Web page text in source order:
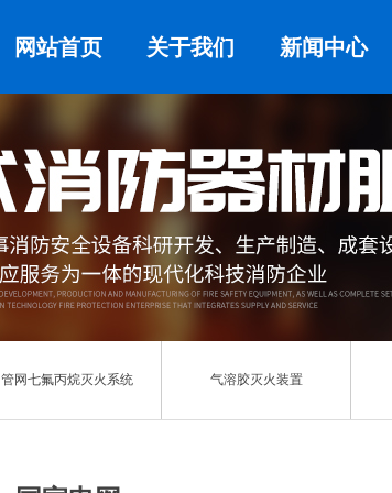
网站首页 关于我们 新闻中心
管网七氟丙烷灭火系统 气溶胶灭火装置